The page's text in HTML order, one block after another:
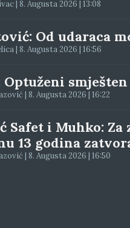
| 8. Augusta 2026 | 13:08
Od udaraca
| 8. Augusta 2026 | 16:56
Optuženi
| 8. Augusta 2026 | 16:22
Safet i Muhko: Za
13 godina
| 8. Augusta 2026 | 16:50